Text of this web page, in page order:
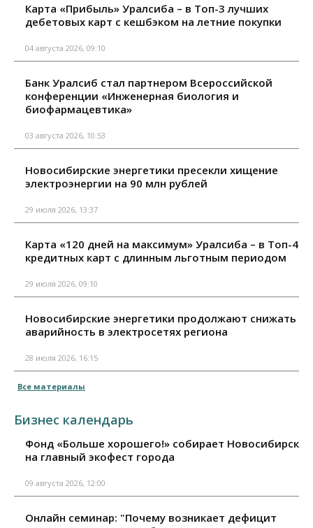
Карта «Прибыль» Уралсиба – в Топ-3 лучших
дебетовых карт с кешбэком на летние покупки
04 августа 2026, 09:10
Банк Уралсиб стал партнером Всероссийской
конференции «Инженерная биология и
биофармацевтика»
03 августа 2026, 10:53
Новосибирские энергетики пресекли хищение
электроэнергии на 90 млн рублей
29 июля 2026, 13:37
Карта «120 дней на максимум» Уралсиба – в Топ-4
кредитных карт с длинным льготным периодом
29 июля 2026, 09:10
Новосибирские энергетики продолжают снижать
аварийность в электросетях региона
28 июля 2026, 16:15
Все материалы
Бизнес календарь
Фонд «Больше хорошего!» собирает Новосибирск
на главный экофест города
09 августа 2026, 12:00
Онлайн семинар: "Почему возникает дефицит